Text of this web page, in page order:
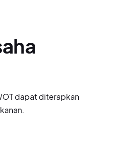
dapat diterapkan